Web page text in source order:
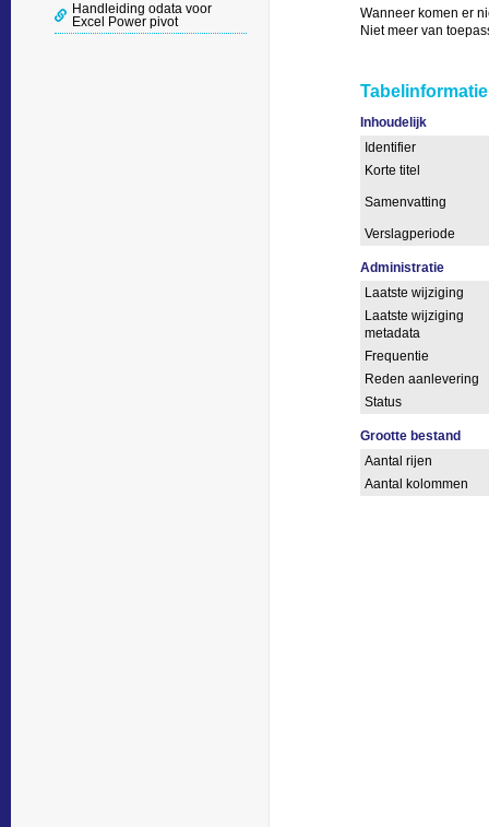
Wanneer komen er
Niet meer van
Tabelinformatie
Inhoudelijk
Identifier
Korte titel
Samenvatting
Verslagperiode
Administratie
Laatste wijziging
Laatste wijziging
metadata
Frequentie
Reden aanlevering
Status
Grootte bestand
Aantal rijen
Aantal kolommen
Handleiding odata voor
Excel Power pivot